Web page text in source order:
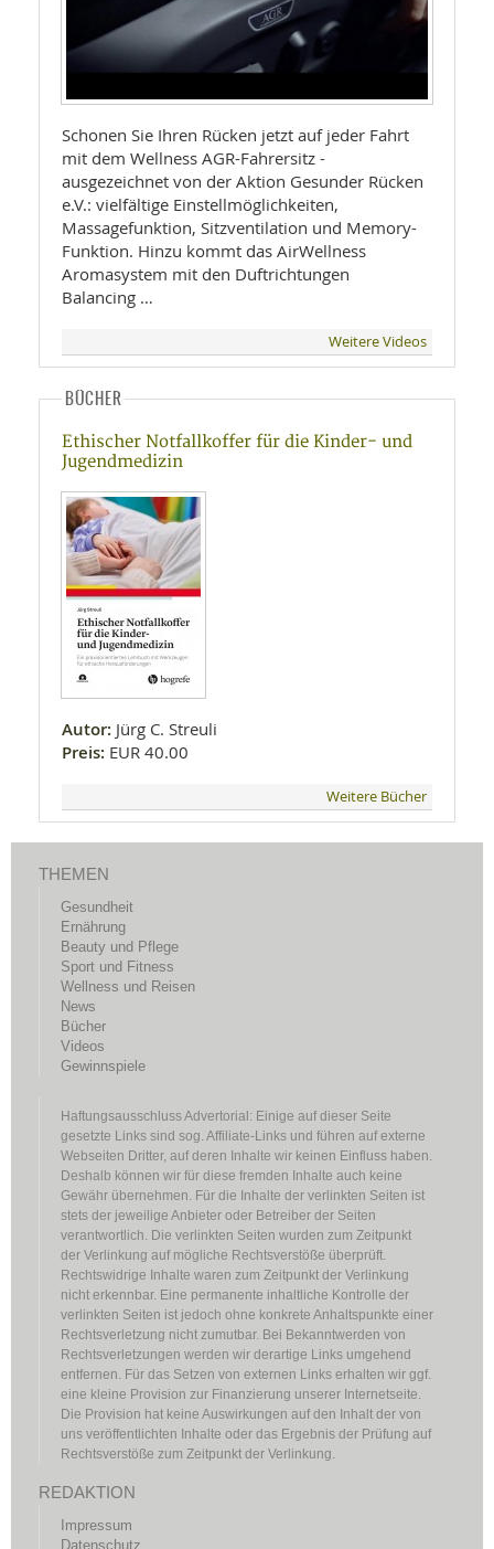
Schonen Sie Ihren Rücken jetzt auf jeder Fahrt
mit dem Wellness AGR-Fahrersitz -
ausgezeichnet von der Aktion Gesunder Rücken
e.V.: vielfältige Einstellmöglichkeiten,
Massagefunktion, Sitzventilation und Memory-
Funktion. Hinzu kommt das AirWellness
Aromasystem mit den Duftrichtungen
Balancing …
Weitere Videos
BÜCHER
Ethischer Notfallkoffer für die Kinder- und
Jugendmedizin
Autor: Jürg C. Streuli
Preis: EUR 40.00
Weitere Bücher
THEMEN
Gesundheit
Ernährung
Beauty und Pflege
Sport und Fitness
Wellness und Reisen
News
Bücher
Videos
Gewinnspiele
Haftungsausschluss Advertorial: Einige auf dieser Seite
gesetzte Links sind sog. Affiliate-Links und führen auf externe
Webseiten Dritter, auf deren Inhalte wir keinen Einfluss haben.
Deshalb können wir für diese fremden Inhalte auch keine
Gewähr übernehmen. Für die Inhalte der verlinkten Seiten ist
stets der jeweilige Anbieter oder Betreiber der Seiten
verantwortlich. Die verlinkten Seiten wurden zum Zeitpunkt
der Verlinkung auf mögliche Rechtsverstöße überprüft.
Rechtswidrige Inhalte waren zum Zeitpunkt der Verlinkung
nicht erkennbar. Eine permanente inhaltliche Kontrolle der
verlinkten Seiten ist jedoch ohne konkrete Anhaltspunkte einer
Rechtsverletzung nicht zumutbar. Bei Bekanntwerden von
Rechtsverletzungen werden wir derartige Links umgehend
entfernen. Für das Setzen von externen Links erhalten wir ggf.
eine kleine Provision zur Finanzierung unserer Internetseite.
Die Provision hat keine Auswirkungen auf den Inhalt der von
uns veröffentlichten Inhalte oder das Ergebnis der Prüfung auf
Rechtsverstöße zum Zeitpunkt der Verlinkung.
REDAKTION
Impressum
Datenschutz